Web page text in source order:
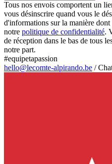
Tous nos envois comportent un
vous désinscrire quand vous le
d'informations sur la manière
notre politique de confidentialité.
de réception dans le bas de tous
notre part.
#equipetapassion
hello@lecomte-alpirando.be /